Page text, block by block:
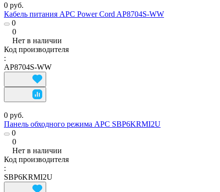
0 руб.
Кабель питания APC Power Cord AP8704S-WW
0
0
Нет в наличии
Код производителя
:
AP8704S-WW
0 руб.
Панель обходного режима APC SBP6KRMI2U
0
0
Нет в наличии
Код производителя
:
SBP6KRMI2U